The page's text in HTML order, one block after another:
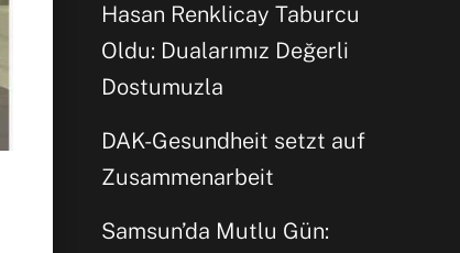
Hasan Renklicay Taburcu
Oldu: Dualarımız Değerli
Dostumuzla
DAK-Gesundheit setzt auf
Zusammenarbeit
Samsun’da Mutlu Gün: